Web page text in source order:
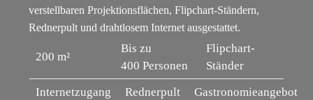
verstellbaren Projektionsflächen, Flipchart-Ständern,
Rednerpult und drahtlosem Internet ausgestattet.
200 m²
Bis zu
400 Personen
Flipchart-
Ständer
Internetzugang
Rednerpult
Gastronomieangebot